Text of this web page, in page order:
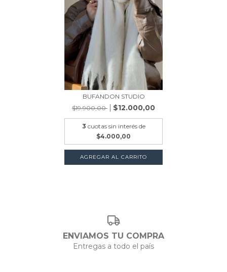
BUFANDON STUDIO
$19.900,00
$12.000,00
3 cuotas sin interés de
$4.000,00
AGREGAR AL CARRITO
ENVIAMOS TU COMPRA
Entregas a todo el país